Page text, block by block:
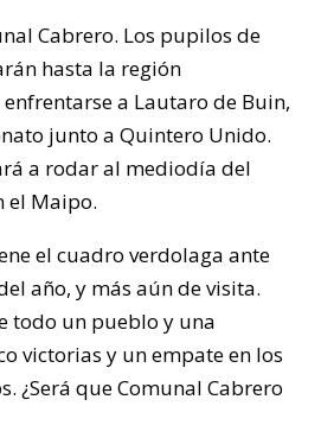
Cabrero. Los pupilos de
hasta la región
a Lautaro de Buin,
junto a Quintero Unido.
a rodar al mediodía del
el Maipo.
el cuadro verdolaga ante
año, y más aún de visita.
todo un pueblo y una
victorias y un empate en los
¿Será que Comunal Cabrero